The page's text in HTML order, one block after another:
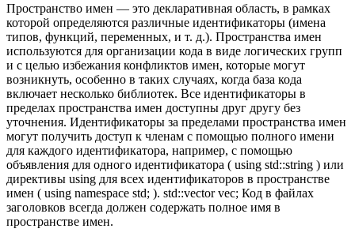
Пространство имен — это декларативная область, в рамках
которой определяются различные идентификаторы (имена
типов, функций, переменных, и т. д.). Пространства имен
используются для организации кода в виде логических групп
и с целью избежания конфликтов имен, которые могут
возникнуть, особенно в таких случаях, когда база кода
включает несколько библиотек. Все идентификаторы в
пределах пространства имен доступны друг другу без
уточнения. Идентификаторы за пределами пространства имен
могут получить доступ к членам с помощью полного имени
для каждого идентификатора, например, с помощью
объявления для одного идентификатора ( using std::string ) или
директивы using для всех идентификаторов в пространстве
имен ( using namespace std; ). std::vector vec; Код в файлах
заголовков всегда должен содержать полное имя в
пространстве имен.